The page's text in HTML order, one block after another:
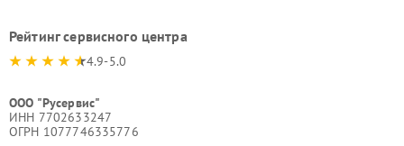
Рейтинг сервисного центра
4.9-5.0
ООО "Русервис"
ИНН 7702633247
ОГРН 1077746335776